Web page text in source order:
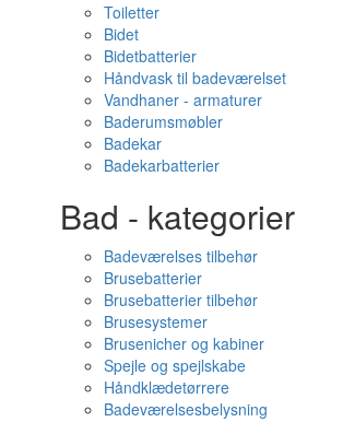
Toiletter
Bidet
Bidetbatterier
Håndvask til badeværelset
Vandhaner - armaturer
Baderumsmøbler
Badekar
Badekarbatterier
Bad - kategorier
Badeværelses tilbehør
Brusebatterier
Brusebatterier tilbehør
Brusesystemer
Brusenicher og kabiner
Spejle og spejlskabe
Håndklædetørrere
Badeværelsesbelysning